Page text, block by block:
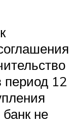
период 12
не